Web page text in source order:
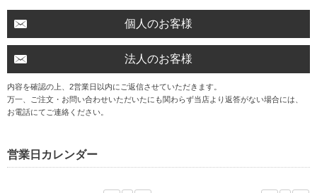
個人のお客様
法人のお客様
内容を確認の上、2営業日以内にご返信させていただきます。
万一、ご注文・お問い合わせいただいたにも関わらず当店より返答がない場合には、
お電話にてご連絡ください。
営業日カレンダー